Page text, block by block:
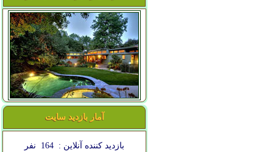
آمار بازدید سایت
بازدید کننده آنلاین : 164 نفر